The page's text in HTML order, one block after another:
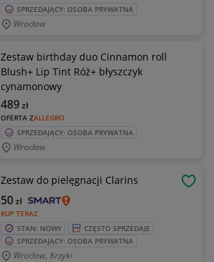
SPRZEDAJĄCY: OSOBA PRYWATNA
Wrocław
Zestaw birthday duo Cinnamon roll
Blush+ Lip Tint Róż+ błyszczyk
cynamonowy
OFERTA ZALLEGRO
489zł
SPRZEDAJĄCY: OSOBA PRYWATNA
Wrocław
Zestaw do pielęgnacji Clarins
KUP TERAZ
50zł
STAN: NOWY
CZĘSTO SPRZEDAJE
SPRZEDAJĄCY: OSOBA PRYWATNA
Wrocław, Krzyki